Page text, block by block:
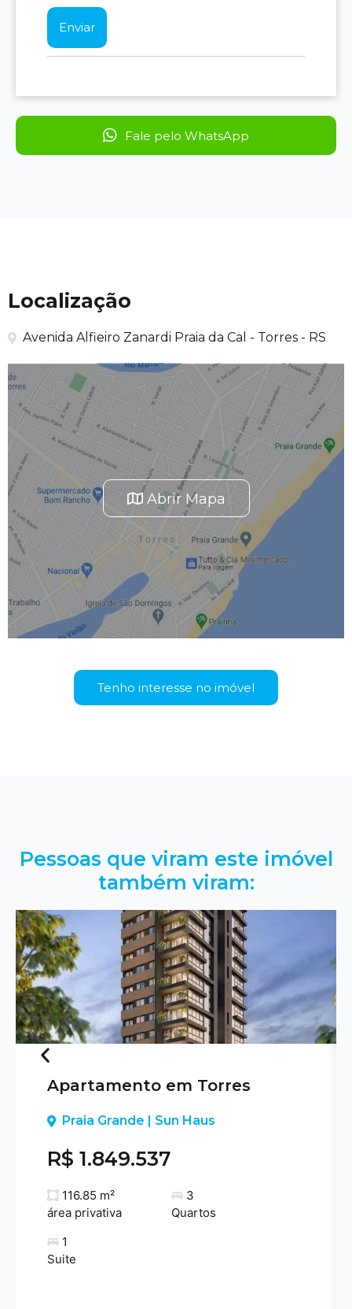
Fale pelo WhatsApp
Localização
Avenida Alfieiro Zanardi Praia da Cal - Torres - RS
Abrir Mapa
Tenho interesse no imóvel
Pessoas que viram este imóvel
também viram:
Previous
Apartamento em Torres
Praia Grande | Sun Haus
R$ 1.849.537
116.85 m²
área privativa
3
Quartos
1
Suite